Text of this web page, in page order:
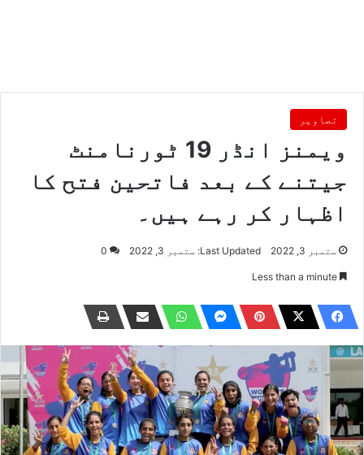
تصاویر
ویمنز انڈر 19 ٹورنامنٹ
جیتنے کے بعد فاتحین فتح کا
اظہار کر رہے ہیں۔
ستمبر 3, 2022 Last Updated: ستمبر 3, 2022 0